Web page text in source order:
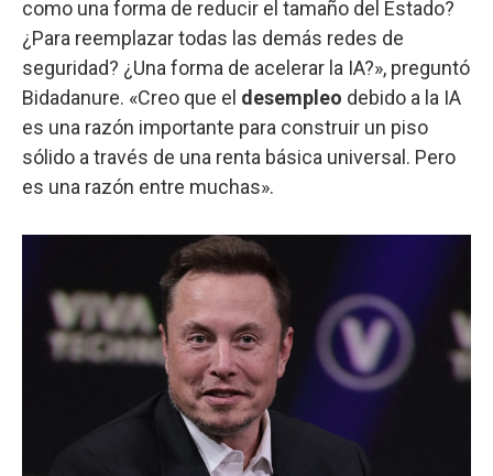
como una forma de reducir el tamaño del Estado?
¿Para reemplazar todas las demás redes de
seguridad? ¿Una forma de acelerar la IA?», preguntó
Bidadanure. «Creo que el desempleo debido a la IA
es una razón importante para construir un piso
sólido a través de una renta básica universal. Pero
es una razón entre muchas».